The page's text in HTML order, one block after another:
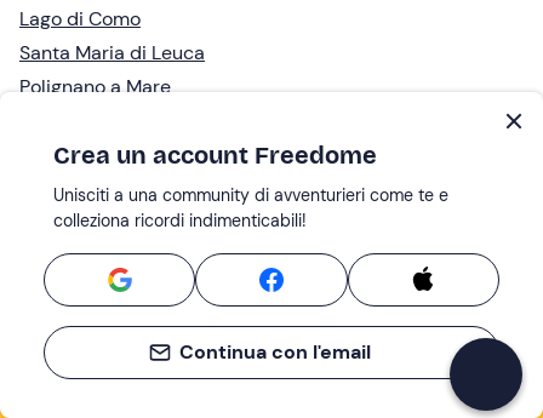
Lago di Como
Santa Maria di Leuca
Polignano a Mare
Sud Sardegna
Cagliari
Vieste
Se non sai mai cosa fare, sai cosa fare
Crea un account Freedome
Unisciti a una community di avventurieri come te e
colleziona ricordi indimenticabili!
Continua con l'email